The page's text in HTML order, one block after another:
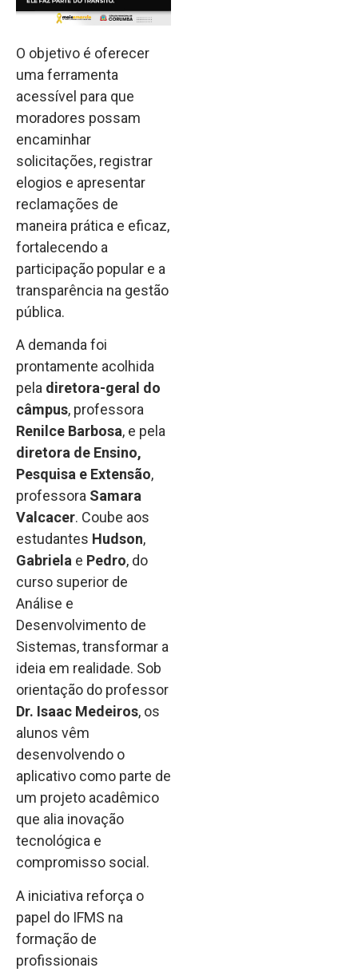
O objetivo é oferecer
uma ferramenta
acessível para que
moradores possam
encaminhar
solicitações, registrar
elogios e apresentar
reclamações de
maneira prática e eficaz,
fortalecendo a
participação popular e a
transparência na gestão
pública.
A demanda foi
prontamente acolhida
pela diretora-geral do
câmpus, professora
Renilce Barbosa, e pela
diretora de Ensino,
Pesquisa e Extensão,
professora Samara
Valcacer. Coube aos
estudantes Hudson,
Gabriela e Pedro, do
curso superior de
Análise e
Desenvolvimento de
Sistemas, transformar a
ideia em realidade. Sob
orientação do professor
Dr. Isaac Medeiros, os
alunos vêm
desenvolvendo o
aplicativo como parte de
um projeto acadêmico
que alia inovação
tecnológica e
compromisso social.
A iniciativa reforça o
papel do IFMS na
formação de
profissionais